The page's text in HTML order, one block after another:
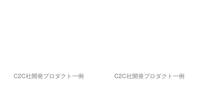
C2C社開発プロダクト一例 C2C社開発プロダクト一例